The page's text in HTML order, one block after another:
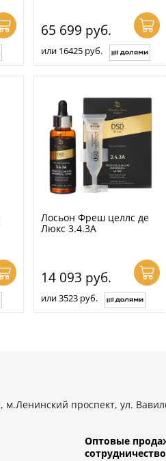
65 699 руб.
или 16425 руб.
Лосьон Фреш целлс де
Люкс 3.4.3А
14 093 руб.
или 3523 руб.
м.Ленинский проспект, ул.
Оптовые
cотрудничество